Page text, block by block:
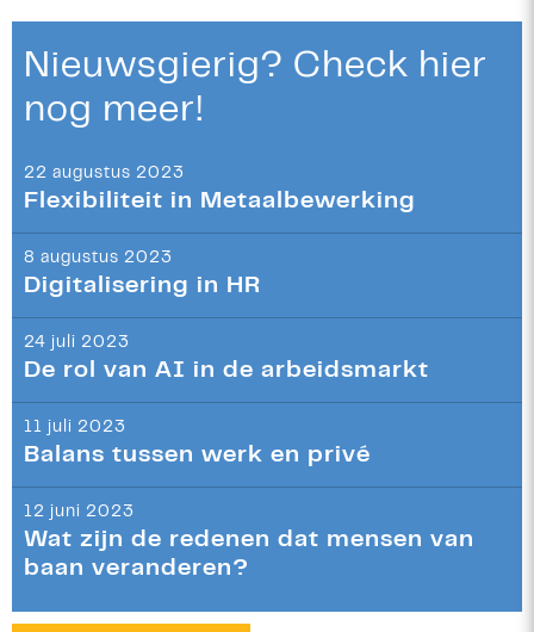
Nieuwsgierig? Check hier
nog meer!
22 augustus 2023
Flexibiliteit in Metaalbewerking
8 augustus 2023
Digitalisering in HR
24 juli 2023
De rol van AI in de arbeidsmarkt
11 juli 2023
Balans tussen werk en privé
12 juni 2023
Wat zijn de redenen dat mensen van
baan veranderen?